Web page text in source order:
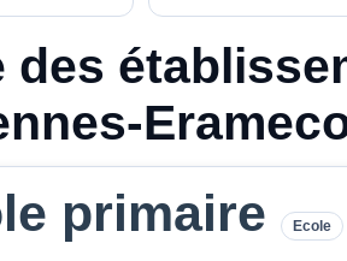
des
primaire Ecole